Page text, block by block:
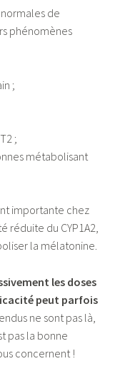
de
phénomènes
;
;
métabolisant
importante chez
réduite du CYP1A2,
la mélatonine.
les doses
peut parfois
ne sont pas là,
pas la bonne
concernent !